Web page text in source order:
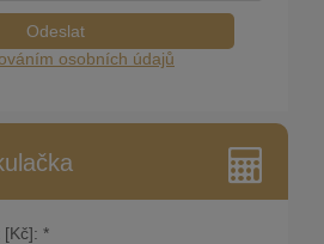
Odeslat
osobních údajů
[Kč]: *